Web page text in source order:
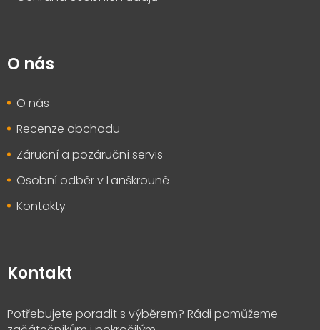
O nás
O nás
Recenze obchodu
Záruční a pozáruční servis
Osobní odběr v Lanškrouně
Kontakty
Kontakt